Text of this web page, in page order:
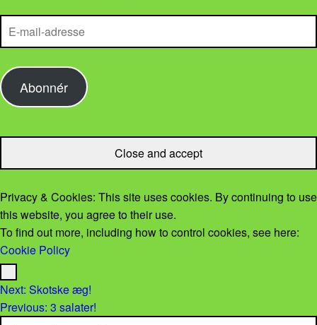
E-mail-adresse
Abonnér
Privacy & Cookies: This site uses cookies. By continuing to use
this website, you agree to their use.
To find out more, including how to control cookies, see here:
Cookie Policy
Post navigation
Next: Skotske æg!
Previous: 3 salater!
Search